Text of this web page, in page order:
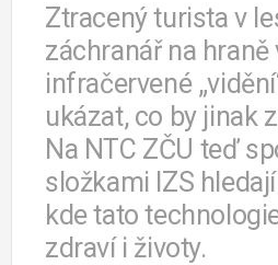
Ztracený turista v
záchranář na
infračervené
ukázat, co by jinak
Na NTC ZČU teď
složkami IZS
kde tato
zdraví i životy.